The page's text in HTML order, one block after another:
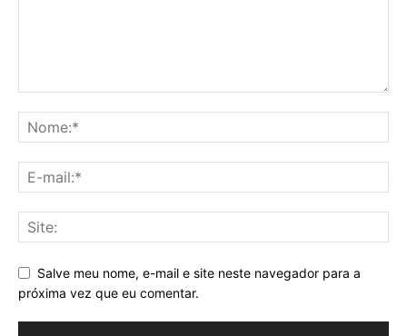
Salve meu nome, e-mail e site neste navegador para a
próxima vez que eu comentar.